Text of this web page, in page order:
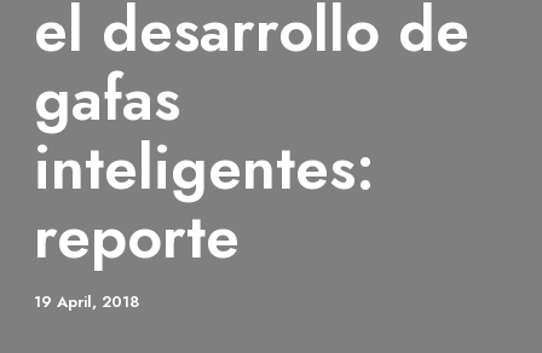
el desarrollo de
gafas
inteligentes:
reporte
19 April, 2018